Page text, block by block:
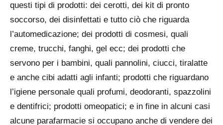
questi tipi di prodotti: dei cerotti, dei kit di pronto
soccorso, dei disinfettati e tutto ciò che riguarda
l’automedicazione; dei prodotti di cosmesi, quali
creme, trucchi, fanghi, gel ecc; dei prodotti che
servono per i bambini, quali pannolini, ciucci, tiralatte
e anche cibi adatti agli infanti; prodotti che riguardano
l’igiene personale quali profumi, deodoranti, spazzolini
e dentifrici; prodotti omeopatici; e in fine in alcuni casi
alcune parafarmacie si occupano anche di vendere dei